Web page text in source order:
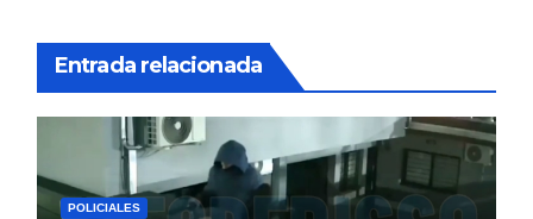
Entrada relacionada
POLICIALES